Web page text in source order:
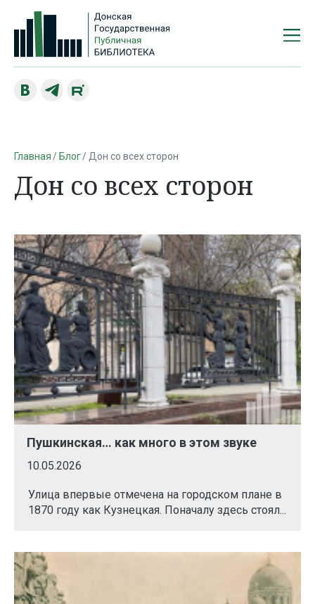
Главная Блог Дон со всех сторон
Дон со всех сторон
Пушкинская… как много в этом звуке
10.05.2026
Улица впервые отмечена на городском плане в
1870 году как Кузнецкая. Поначалу здесь стоял...